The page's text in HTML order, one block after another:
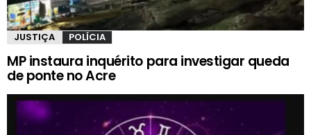
JUSTIÇA POLÍCIA
MP instaura inquérito para investigar queda
de ponte no Acre